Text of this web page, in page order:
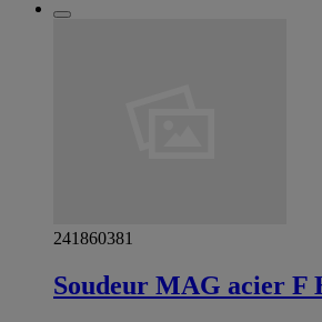
241860381
Soudeur MAG acier F